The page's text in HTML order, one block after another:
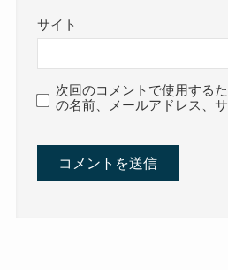
サイト
次回のコメントで使用する
の名前、メールアドレス、